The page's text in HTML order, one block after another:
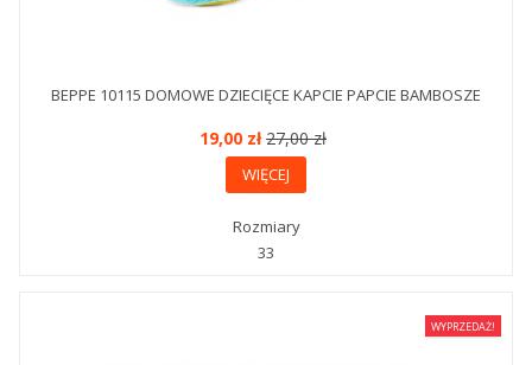
BEPPE 10115 DOMOWE DZIECIĘCE KAPCIE PAPCIE BAMBOSZE
19,00 zł27,00 zł
WIĘCEJ
Rozmiary
33
WYPRZEDAŻ!